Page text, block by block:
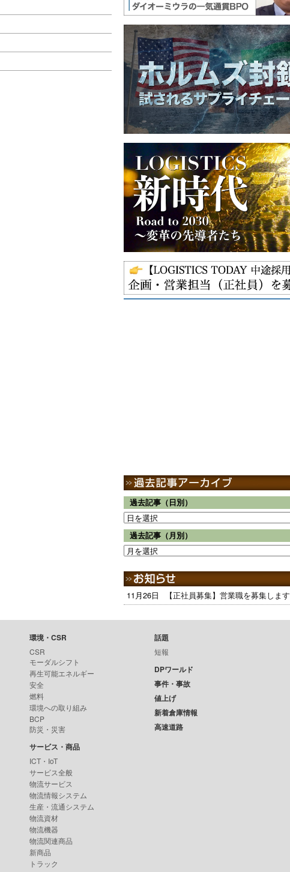
過去記事（日別）
過去記事（月別）
11月26日 【正社員募集】営業職を募集します
環境・CSR
CSR
モーダルシフト
再生可能エネルギー
安全
燃料
環境への取り組み
BCP
防災・災害
サービス・商品
ICT・IoT
サービス全般
物流サービス
物流情報システム
生産・流通システム
物流資材
物流機器
物流関連商品
新商品
トラック
話題
短報
DPワールド
事件・事故
値上げ
新着倉庫情報
高速道路